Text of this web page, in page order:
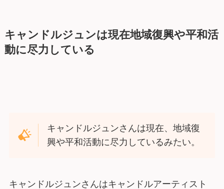
キャンドルジュンは現在地域復興や平和活
動に尽力している
キャンドルジュンさんは現在、地域復
興や平和活動に尽力しているみたい。
キャンドルジュンさんはキャンドルアーティスト